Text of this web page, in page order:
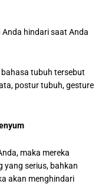
hindari saat Anda
tubuh tersebut
postur tubuh, gesture
maka mereka
yang serius, bahkan
akan menghindari